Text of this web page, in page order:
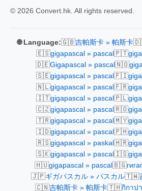
© 2026 Convert.hk. All rights reserved.
🌐 Language:🇬🇧吉帕斯卡 » 帕斯卡
🇪🇸gigapascal » pascal 🇵🇹
🇩🇪Gigapascal » pascal 🇳🇴
🇸🇪gigapascal » pascal 🇫🇮
🇳🇱gigapascal » pascal 🇫🇷
🇮🇹gigapascal » pascal 🇵🇱
🇨🇿gigapascal » pascal 🇷🇴
🇹🇷gigapascal » pascal 🇲🇾
🇮🇩gigapascal » pascal 🇵🇭
🇷🇸gigapascal » paskal 🇭🇷
🇸🇰gigapascal » pascal 🇮🇸
🇭🇺gigapascal » pascal 🇧🇬
🇯🇵ギガパスカル » パスカル🇹🇼
🇨🇳吉帕斯卡 » 帕斯卡🇹🇭กิกาป